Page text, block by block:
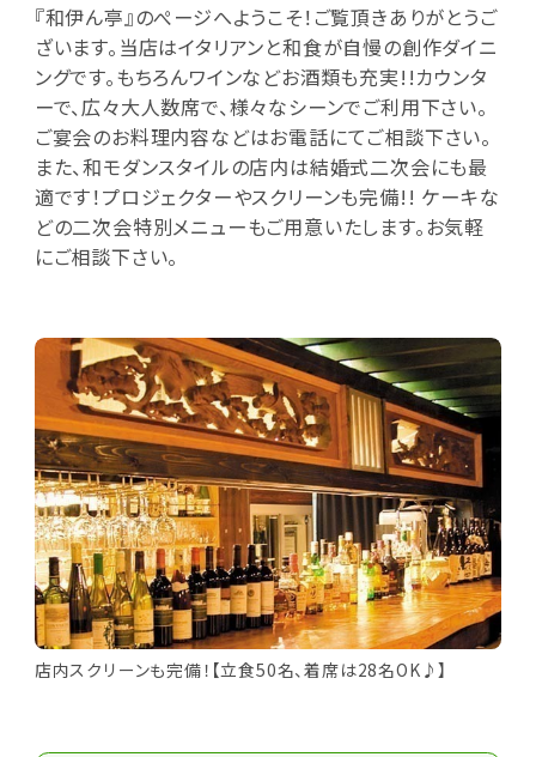
『和伊ん亭』のぺージへようこそ！ご覧頂きありがとうご
ざいます。当店はイタリアンと和食が自慢の創作ダイニ
ングです。もちろんワインなどお酒類も充実!!カウンタ
ーで、広々大人数席で、様々なシーンでご利用下さい。
ご宴会のお料理内容などはお電話にてご相談下さい。
また、和モダンスタイルの店内は結婚式二次会にも最
適です！プロジェクターやスクリーンも完備!! ケーキな
どの二次会特別メニューもご用意いたします。お気軽
にご相談下さい。
店内スクリーンも完備！【立食50名、着席は28名OK♪】